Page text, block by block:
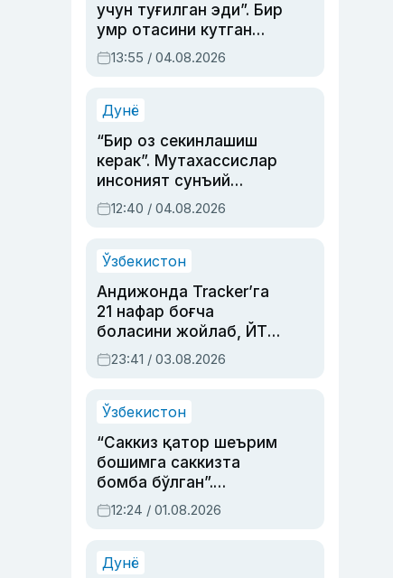
учун туғилган эди”. Бир
умр отасини кутган
актриса ва дубльяж
устаси Римма
синовларга тўла ҳаёти
13:55 / 04.08.2026
Дунё
“Бир оз секинлашиш
керак”. Мутахассислар
инсоният сунъий
интеллектни бошқара
олмай қолишидан
12:40 / 04.08.2026
Ўзбекистон
Андижонда Tracker’га
21 нафар боғча
боласини жойлаб, ЙТҲ
содир этган аёлга суд
ҳукми ўқилди
23:41 / 03.08.2026
Ўзбекистон
“Саккиз қатор шеърим
бошимга саккизта
бомба бўлган”.
Абдулла Ориповни
сиёсий айбловлардан
12:24 / 01.08.2026
Дунё